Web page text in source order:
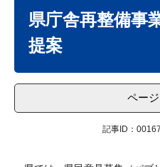
県庁舎再整備事
提案
ペー
記事ID：